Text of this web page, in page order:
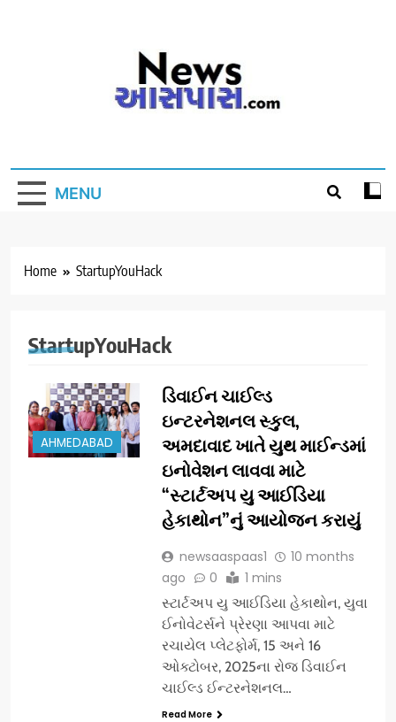
MENU
Home StartupYouHack
StartupYouHack
AHMEDABAD
ડિવાઈન ચાઈલ્ડ
ઇન્ટરનેશનલ સ્કુલ,
અમદાવાદ ખાતે યુથ માઈન્ડમાં
ઇનોવેશન લાવવા માટે
“સ્ટાર્ટઅપ યુ આઈડિયા
હેકાથોન”નું આયોજન કરાયું
newsaaspaas1
10 months
ago
0 1 mins
સ્ટાર્ટઅપ યુ આઈડિયા હેકાથોન, યુવા
ઈનોવેટર્સને પ્રેરણા આપવા માટે
રચાયેલ પ્લેટફોર્મ, 15 અને 16
ઓક્ટોબર, 2025ના રોજ ડિવાઈન
ચાઈલ્ડ ઈન્ટરનેશનલ…
Read More